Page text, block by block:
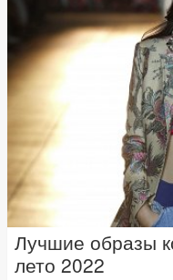
Лучшие образы
лето 2022